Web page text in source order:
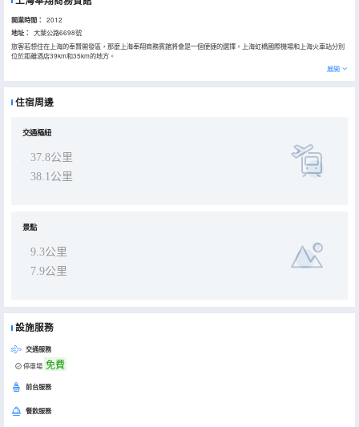
開業時間： 2012
地址：
大葉公路6698號
旅客若想住在上海的奉賢開發區，那麼上海奉翔商務賓館將會是一個便捷的選擇。上海虹橋國際機場和上海火車站分別
位於距離酒店39km和35km的地方。
展開
住宿周邊
交通樞紐
37.8公里
38.1公里
景點
9.3公里
7.9公里
設施服務
交通服務
停車場 免費
前台服務
餐飲服務